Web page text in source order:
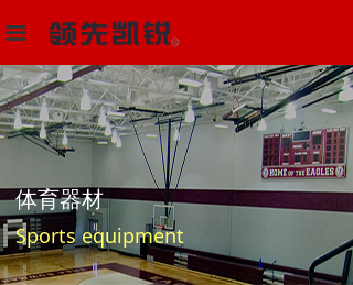
体育器材
Sports equipment
끀首页
多功能场馆器材设备
体育器材
项目中心
新闻动态